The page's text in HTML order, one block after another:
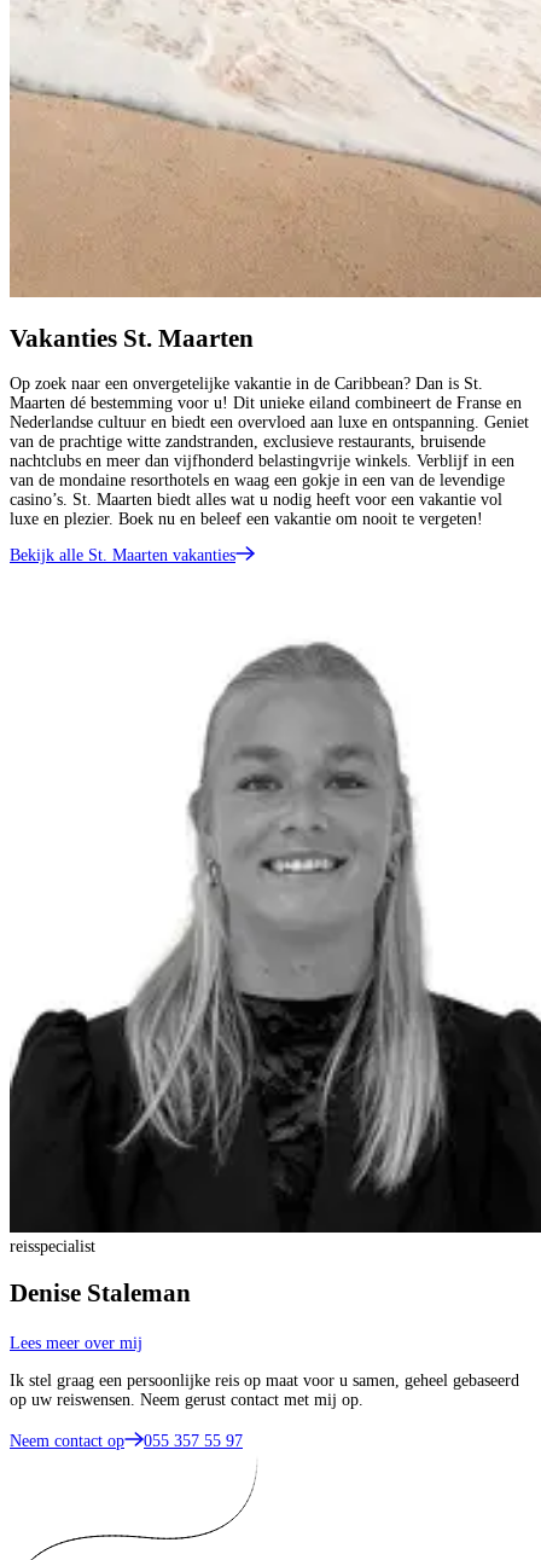
Vakanties St. Maarten
Op zoek naar een onvergetelijke vakantie in de Caribbean? Dan is St.
Maarten dé bestemming voor u! Dit unieke eiland combineert de Franse en
Nederlandse cultuur en biedt een overvloed aan luxe en ontspanning. Geniet
van de prachtige witte zandstranden, exclusieve restaurants, bruisende
nachtclubs en meer dan vijfhonderd belastingvrije winkels. Verblijf in een
van de mondaine resorthotels en waag een gokje in een van de levendige
casino’s. St. Maarten biedt alles wat u nodig heeft voor een vakantie vol
luxe en plezier. Boek nu en beleef een vakantie om nooit te vergeten!
Bekijk alle St. Maarten vakanties
reisspecialist
Denise Staleman
Lees meer over mij
Ik stel graag een persoonlijke reis op maat voor u samen, geheel gebaseerd
op uw reiswensen. Neem gerust contact met mij op.
Neem contact op 055 357 55 97